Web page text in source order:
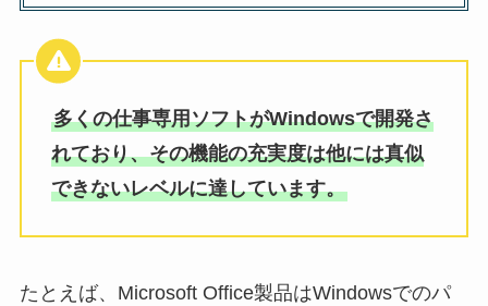
多くの仕事専用ソフトがWindowsで開発さ
れており、その機能の充実度は他には真似
できないレベルに達しています。
たとえば、Microsoft Office製品はWindowsでのパ